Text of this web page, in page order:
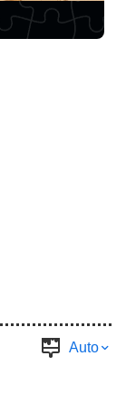
Auto